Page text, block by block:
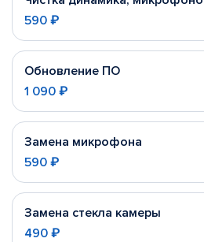
590 ₽
Обновление ПО
1 090 ₽
Замена микрофона
590 ₽
Замена стекла камеры
490 ₽